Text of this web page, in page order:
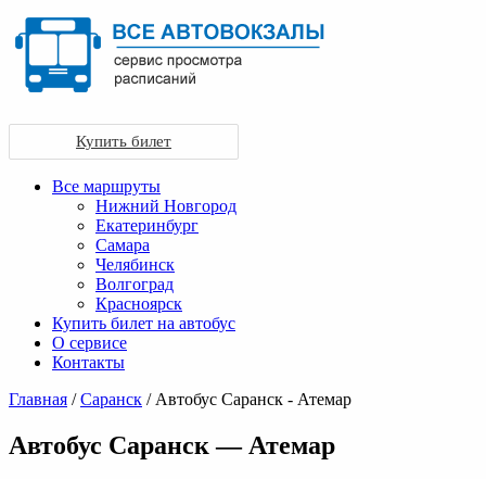
Купить билет
Все маршруты
Нижний Новгород
Екатеринбург
Самара
Челябинск
Волгоград
Красноярск
Купить билет на автобус
О сервисе
Контакты
Главная /Саранск / Автобус Саранск - Атемар
Автобус Саранск — Атемар